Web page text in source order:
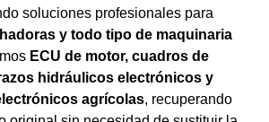
soluciones profesionales para
y todo tipo de maquinaria
ECU de motor, cuadros de
hidráulicos electrónicos y
agrícolas, recuperando